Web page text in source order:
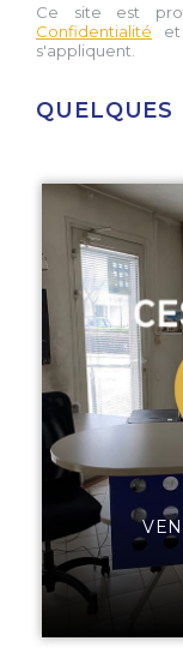
Ce site est
Confidentialité et
s'appliquent.